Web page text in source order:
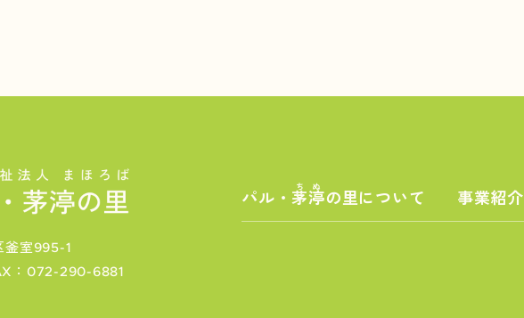
釜室995-1
：072-290-6881
パル・茅渟
ちぬ
の里について 事業紹介